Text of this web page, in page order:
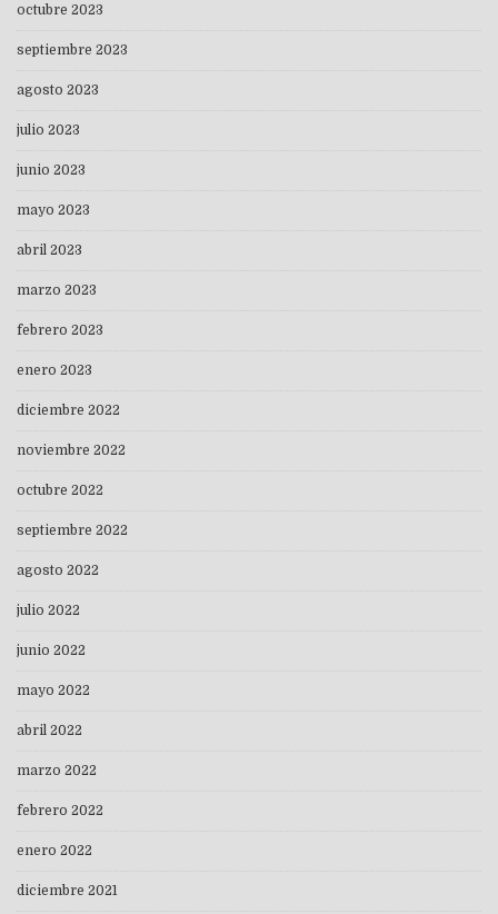
octubre 2023
septiembre 2023
agosto 2023
julio 2023
junio 2023
mayo 2023
abril 2023
marzo 2023
febrero 2023
enero 2023
diciembre 2022
noviembre 2022
octubre 2022
septiembre 2022
agosto 2022
julio 2022
junio 2022
mayo 2022
abril 2022
marzo 2022
febrero 2022
enero 2022
diciembre 2021